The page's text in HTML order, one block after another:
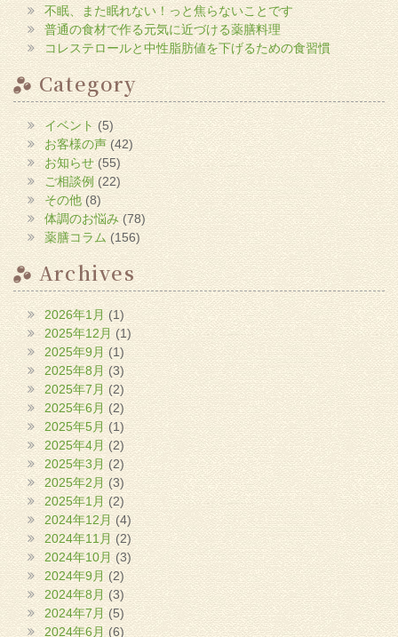
不眠、また眠れない！っと焦らないことです
普通の食材で作る元気に近づける薬膳料理
コレステロールと中性脂肪値を下げるための食習慣
Category
イベント (5)
お客様の声 (42)
お知らせ(55)
ご相談例 (22)
その他(8)
体調のお悩み(78)
薬膳コラム (156)
Archives
2026年1月 (1)
2025年12月(1)
2025年9月 (1)
2025年8月(3)
2025年7月 (2)
2025年6月 (2)
2025年5月(1)
2025年4月(2)
2025年3月 (2)
2025年2月 (3)
2025年1月 (2)
2024年12月(4)
2024年11月 (2)
2024年10月 (3)
2024年9月 (2)
2024年8月 (3)
2024年7月(5)
2024年6月 (6)